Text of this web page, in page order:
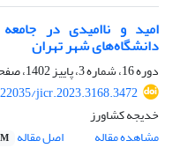
امید و ناامیدی در
دانشگاه‌های شهر تهران
دوره 16، شماره 3، پاییز 1402، صفحه
jicr.2023.3168.3472
خدیجه کشاورز
مشاهده مقاله
اصل مقاله